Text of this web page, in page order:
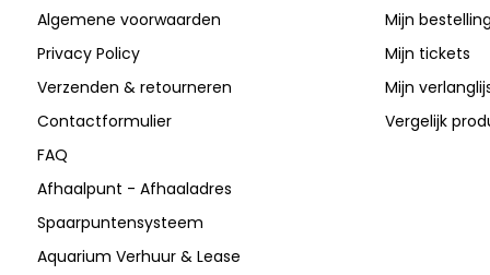
Algemene voorwaarden
Privacy Policy
Verzenden & retourneren
Contactformulier
FAQ
Afhaalpunt - Afhaaladres
Spaarpuntensysteem
Aquarium Verhuur & Lease
Mijn
Mijn tickets
Mijn
Vergelijk